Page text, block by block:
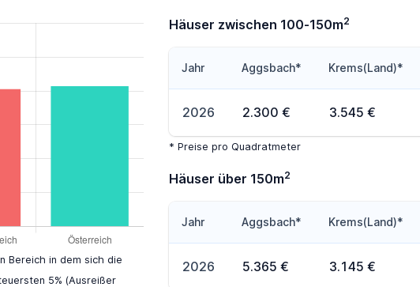
Bereich in dem sich die
5% (Ausreißer
Häuser zwischen 100-150m2
Jahr Aggsbach* Krems(Land)*
2026 2.300 € 3.545 €
* Preise pro Quadratmeter
Häuser über 150m2
Jahr Aggsbach* Krems(Land)*
2026 5.365 € 3.145 €